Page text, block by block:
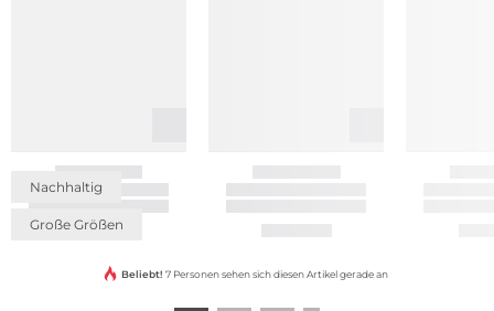
Nachhaltig
Große Größen
Beliebt! 7 Personen sehen sich diesen Artikel gerade an